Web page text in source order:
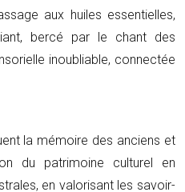
aux huiles essentielles,
bercé par le chant des
inoubliable, connectée
la mémoire des anciens et
du patrimoine culturel en
en valorisant les savoir-